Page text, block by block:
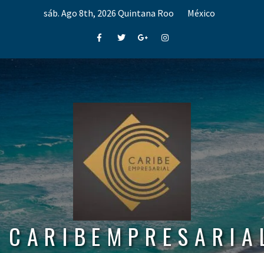
sáb. Ago 8th, 2026 Quintana Roo México
FacebookTwitterGoogle+Instagram